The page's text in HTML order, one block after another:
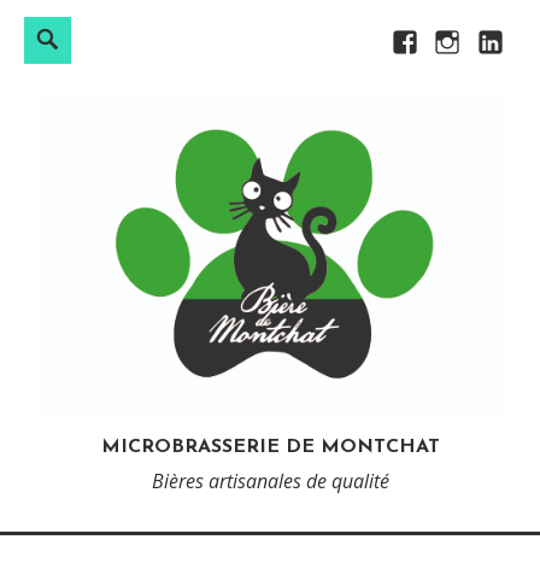
FacebookInstagram
Search
MICROBRASSERIE DE MONTCHAT
Bières artisanales de qualité